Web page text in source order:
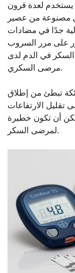
يستخدم لعدة قرون
مصنوعة من عصير
جدًا في مضادات
على مرر السروب
السكر في الدم لدى
مرضى السكري.
تبطئ من إطلاق
تقليل الارتفاعات
أن تكون خطيرة
لمرضى السكر.